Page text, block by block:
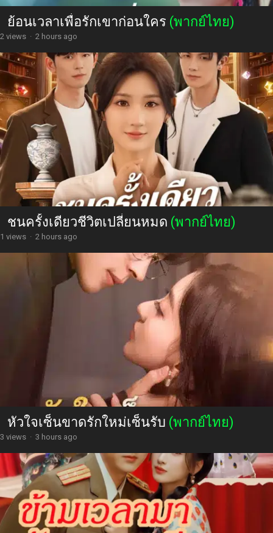
ย้อนเวลาเพื่อรักเขาก่อนใคร (พากย์ไทย)
2 views · 2 hours ago
ชนครั้งเดียวชีวิตเปลี่ยนหมด (พากย์ไทย)
1 views · 2 hours ago
หัวใจเซ็นขาดรักใหม่เซ็นรับ (พากย์ไทย)
3 views · 3 hours ago